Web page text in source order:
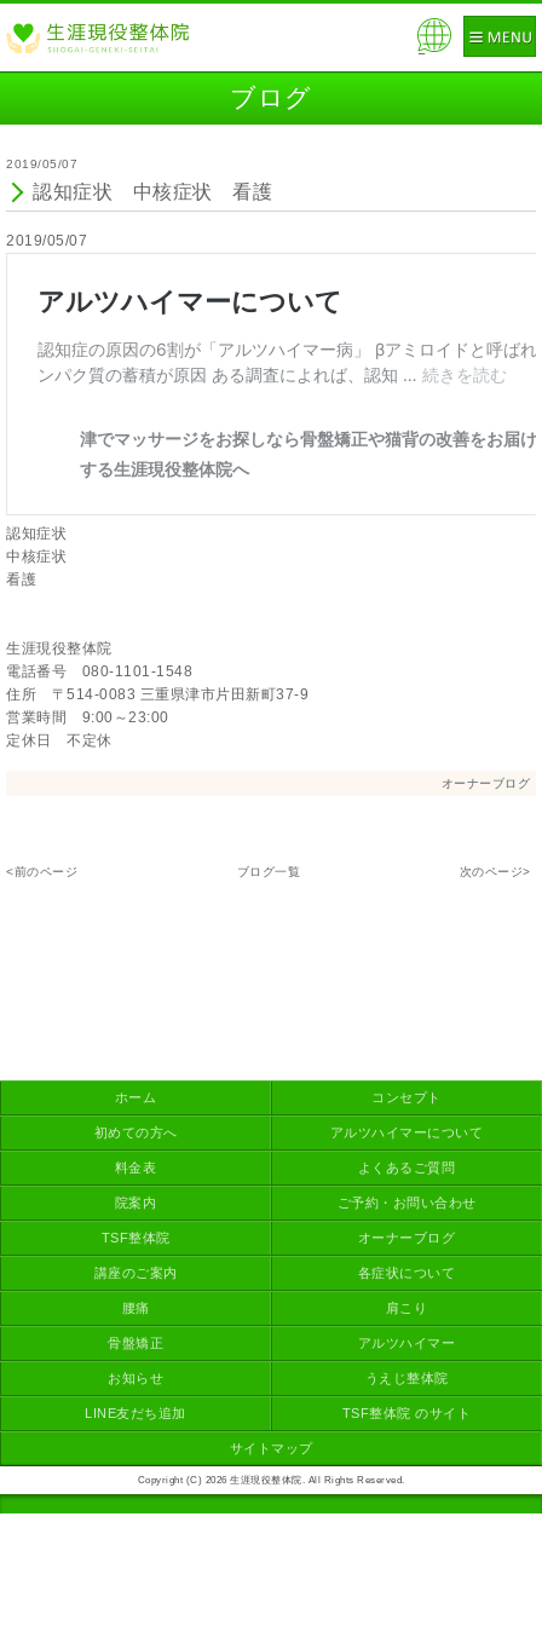
Pow
ブログ
2019/05/07
認知症状 中核症状 看護
2019/05/07
認知症状
中核症状
看護
生涯現役整体院
電話番号 080-1101-1548
住所 〒514-0083 三重県津市片田新町37-9
営業時間 9:00～23:00
定休日 不定休
オーナーブログ
<前のページ ブログ一覧 次のページ>
ホーム コンセプト
初めての方へ アルツハイマーについて
料金表 よくあるご質問
院案内 ご予約・お問い合わせ
TSF整体院 オーナーブログ
講座のご案内 各症状について
腰痛 肩こり
骨盤矯正 アルツハイマー
お知らせ うえじ整体院
LINE友だち追加 TSF整体院 のサイト
サイトマップ
Copyright (C) 2026 生涯現役整体院. All Rights Reserved.